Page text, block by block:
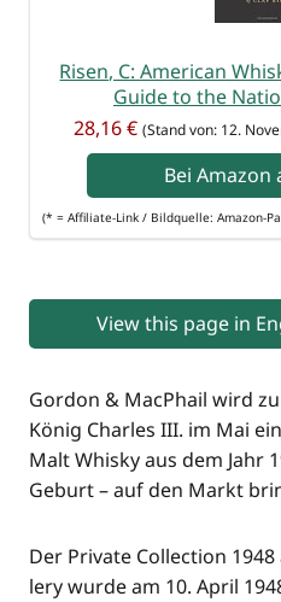
Risen, C: Ame­ri­can
Gui­de to the
28,16 € (Stand von: 12.
Bei
(* = Affi­lia­te-Link / Bild­quel­le: Amazon-
View this page in
Gor­don & MacPhail wird
König Charles III. im Mai
Malt Whis­ky aus dem Jahr
Geburt – auf den Markt
Der Pri­va­te Coll­ec­tion
lery wur­de am 10. April